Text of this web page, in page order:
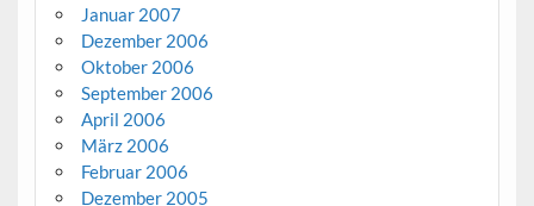
Januar 2007
Dezember 2006
Oktober 2006
September 2006
April 2006
März 2006
Februar 2006
Dezember 2005